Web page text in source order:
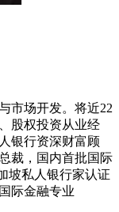
市场开发。将近22
股权投资从业经
银行资深财富顾
裁，国内首批国际
坡私人银行家认证
际金融专业